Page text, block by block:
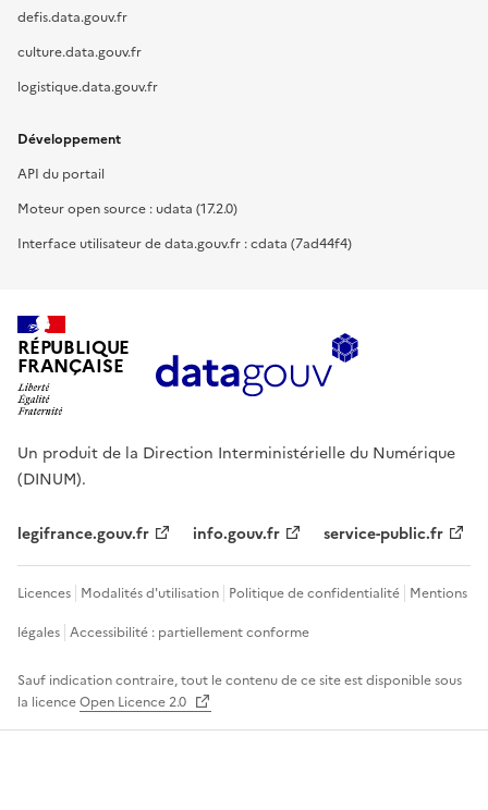
defis.data.gouv.fr
culture.data.gouv.fr
logistique.data.gouv.fr
Développement
API du portail
Moteur open source : udata (17.2.0)
Interface utilisateur de data.gouv.fr : cdata (7ad44f4)
RÉPUBLIQUE
FRANÇAISE
Un produit de la Direction Interministérielle du Numérique
(DINUM).
legifrance.gouv.fr info.gouv.fr service-public.fr
Licences Modalités d'utilisation Politique de confidentialité Mentions
légales Accessibilité : partiellement conforme
Sauf indication contraire, tout le contenu de ce site est disponible sous
la licenceOpen Licence 2.0